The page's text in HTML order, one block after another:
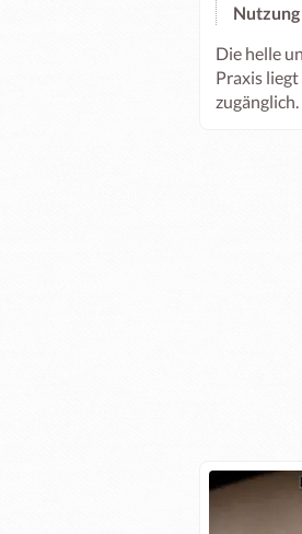
Nutzung
Die helle
Praxis
zugänglich.